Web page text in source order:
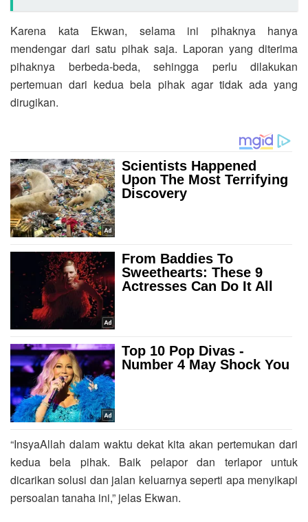
Karena kata Ekwan, selama ini pihaknya hanya
mendengar dari satu pihak saja. Laporan yang diterima
pihaknya berbeda-beda, sehingga perlu dilakukan
pertemuan dari kedua bela pihak agar tidak ada yang
dirugikan.
“InsyaAllah dalam waktu dekat kita akan pertemukan dari
kedua bela pihak. Baik pelapor dan terlapor untuk
dicarikan solusi dan jalan keluarnya seperti apa menyikapi
persoalan tanaha ini,” jelas Ekwan.